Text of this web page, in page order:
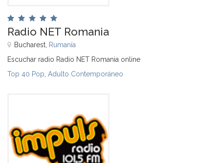
Radio NET Romania
Bucharest, Rumanía
Escuchar radio Radio NET Romania online
Top 40 Pop Adulto Contemporáneo